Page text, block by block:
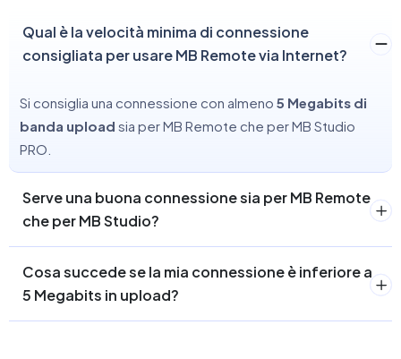
Qual è la velocità minima di connessione
consigliata per usare MB Remote via Internet?
Si consiglia una connessione con almeno 5 Megabits di
banda upload sia per MB Remote che per MB Studio
PRO.
Serve una buona connessione sia per MB Remote
che per MB Studio?
Cosa succede se la mia connessione è inferiore a
5 Megabits in upload?